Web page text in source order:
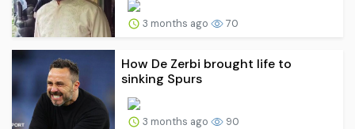
3 months ago 70
How De Zerbi brought life to
sinking Spurs
3 months ago 90